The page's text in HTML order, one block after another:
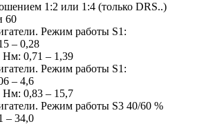
1:2 или 1:4 (только DRS..)
60
Режим работы S1:
– 0,28
0,71 – 1,39
Режим работы S1:
– 4,6
0,83 – 15,7
Режим работы S3 40/60 %
– 34,0